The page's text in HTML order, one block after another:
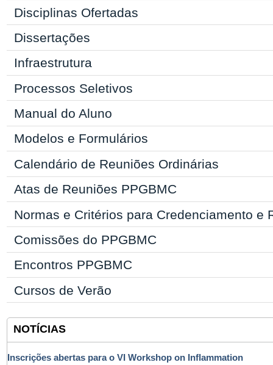
Disciplinas Ofertadas
Dissertações
Infraestrutura
Processos Seletivos
Manual do Aluno
Modelos e Formulários
Calendário de Reuniões Ordinárias
Atas de Reuniões PPGBMC
Normas e Critérios para Credenciamento e
Comissões do PPGBMC
Encontros PPGBMC
Cursos de Verão
NOTÍCIAS
Inscrições abertas para o VI Workshop on Inflammation